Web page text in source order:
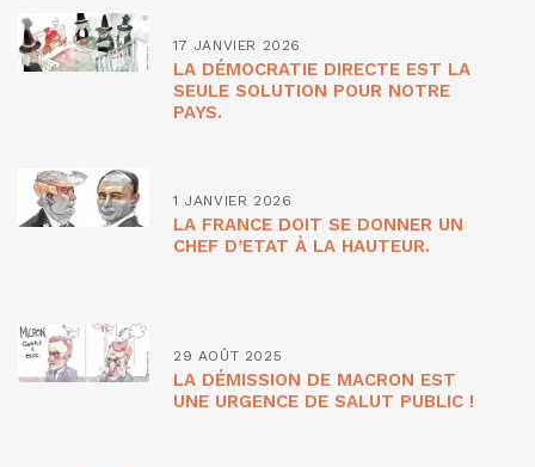
17 JANVIER 2026
LA DÉMOCRATIE DIRECTE EST LA
SEULE SOLUTION POUR NOTRE
PAYS.
1 JANVIER 2026
LA FRANCE DOIT SE DONNER UN
CHEF D’ETAT À LA HAUTEUR.
29 AOÛT 2025
LA DÉMISSION DE MACRON EST
UNE URGENCE DE SALUT PUBLIC !